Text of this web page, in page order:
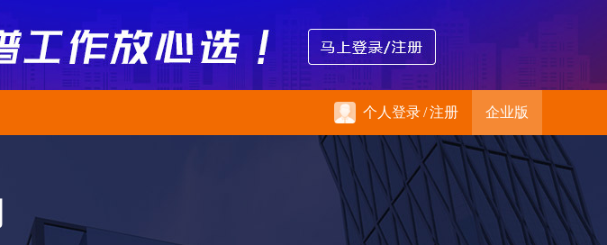
个人登录/注册 企业版